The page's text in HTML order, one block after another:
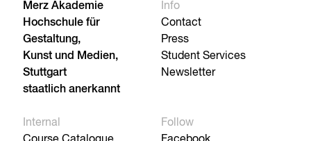
Merz Akademie
Hochschule für
Gestaltung,
Kunst und Medien,
Stuttgart
staatlich anerkannt
Info
Contact
Press
Student Services
Newsletter
Internal
Follow